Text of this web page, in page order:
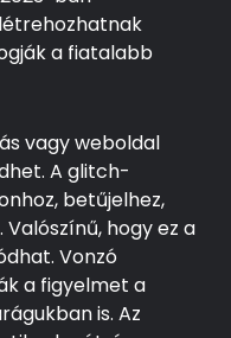
a fiatalabb
vagy weboldal
A glitch-
betűjelhez,
hogy ez a
Vonzó
a figyelmet a
is. Az